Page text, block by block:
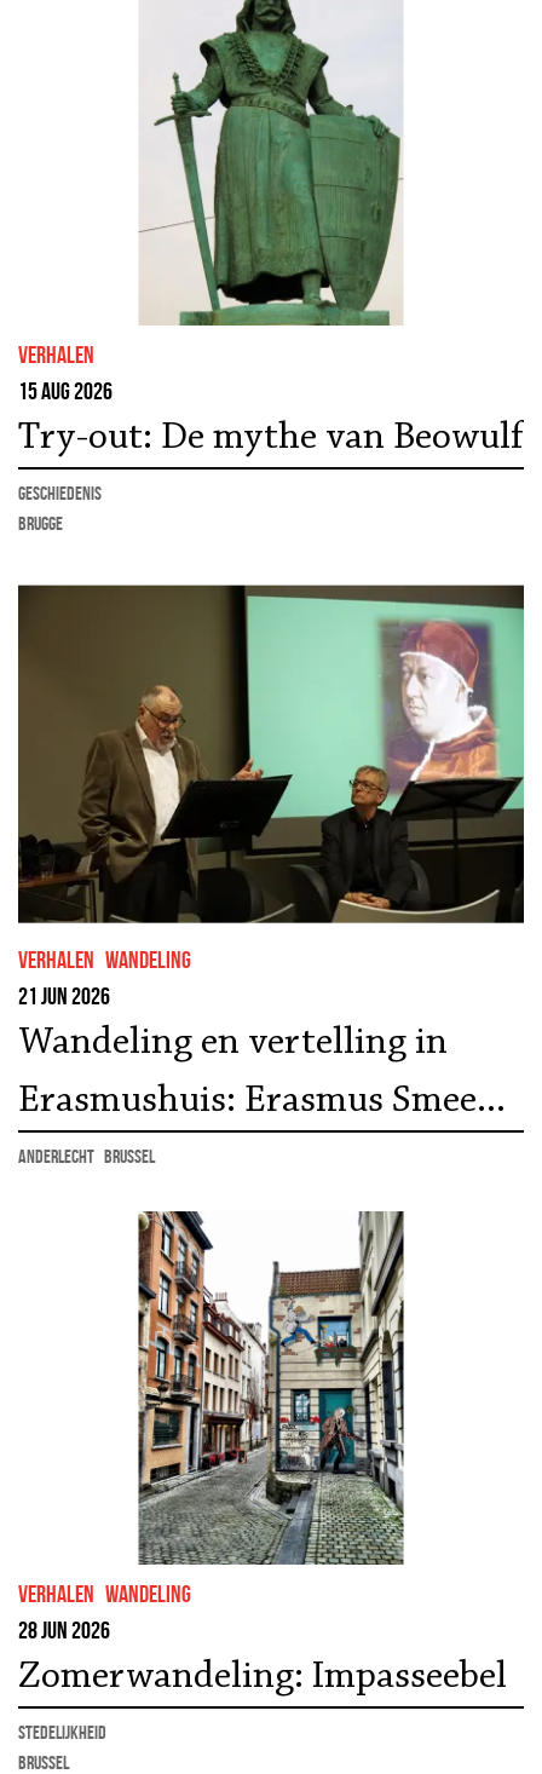
Verhalen
15 aug 2026
Try-out: De mythe van Beowulf
geschiedenis
Brugge
Verhalen wandeling
21 jun 2026
Wandeling en vertelling in
Erasmushuis: Erasmus Smeekt
om Vrede
Anderlecht Brussel
Verhalen wandeling
28 jun 2026
Zomerwandeling: Impasseebel
stedelijkheid
Brussel